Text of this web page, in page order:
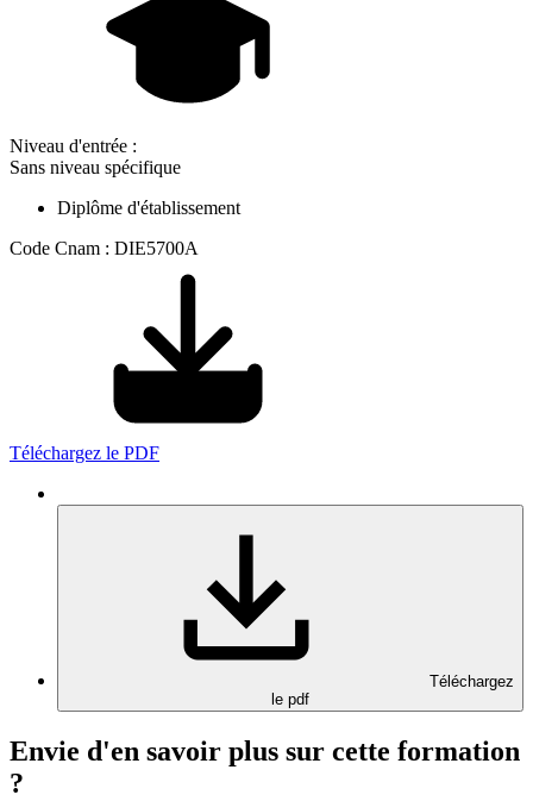
Niveau d'entrée :
Sans niveau spécifique
Diplôme d'établissement
Code Cnam : DIE5700A
Téléchargez le PDF
Téléchargez
le pdf
Envie d'en savoir plus sur cette formation
?